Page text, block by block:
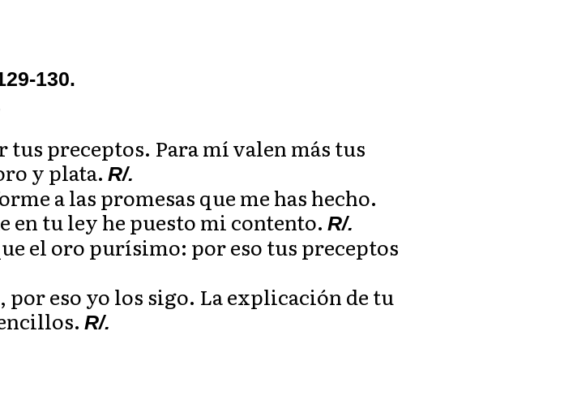
130.
preceptos. Para mí valen más tus
y plata. R/.
a las promesas que me has hecho.
tu ley he puesto mi contento. R/.
el oro purísimo: por eso tus preceptos
eso yo los sigo. La explicación de tu
R/.